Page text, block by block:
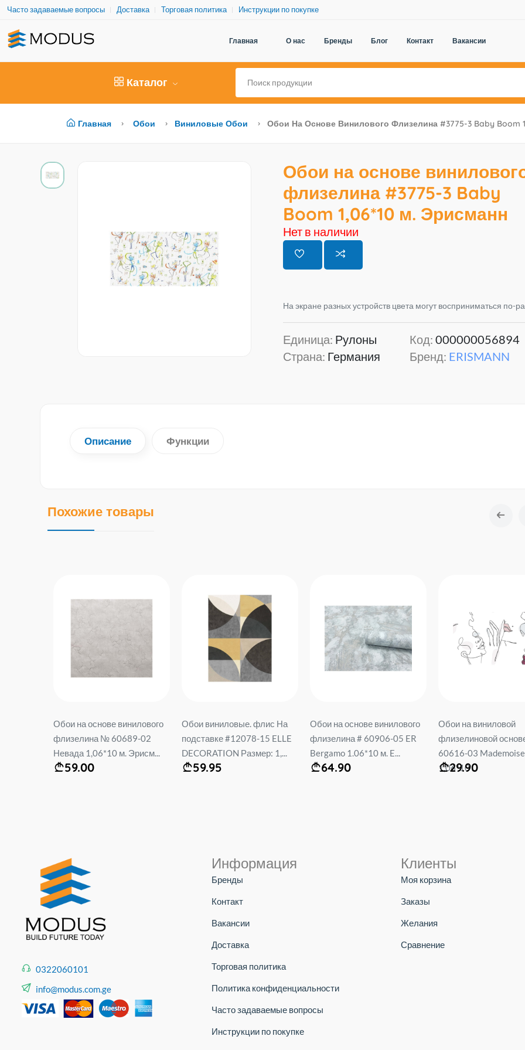
Часто задаваемые вопросы Доставка Торговая политика Инструкции по покупке
Главная О нас Бренды Блог Контакт Вакансии
Каталог
Главная Обои Виниловые Обои Обои На Основе Винилового Флизелина #3775-3 Baby Boom
Обои на основе
флизелина #3775-3 Baby
Boom 1,06*10 м. Эрисманн
Нет в наличии
На экране разных устройств цвета могут восприниматься по-
Единица: Рулоны
Страна: Германия
Код: 000000056894
Бренд: ERISMANN
Описание Функции
Похожие товары
Обои виниловые. флис На
подставке #12078-15 ELLE
DECORATION Размер: 1,...
59.95
Обои на основе винилового
флизелина # 60906-05 ER
Bergamo 1.06*10 м. E...
64.90
Обои на виниловой
флизелиновой основе #
60616-03 Mademoiselle
1,06*10 ...
29.90
Виниловые
обои. база 535646
SINTRA Размер:
69.90
0322060101
info@modus.com.ge
Информация
Бренды
Контакт
Вакансии
Доставка
Торговая политика
Политика конфиденциальности
Часто задаваемые вопросы
Инструкции по покупке
Клиенты
Моя корзина
Заказы
Желания
Сравнение